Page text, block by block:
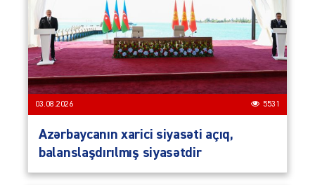
03.08.2026 5531
Azərbaycanın xarici siyasəti açıq,
balanslaşdırılmış siyasətdir